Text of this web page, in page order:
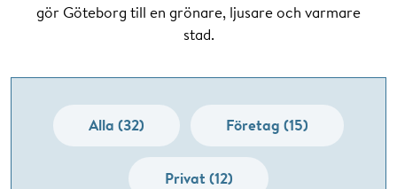
gör Göteborg till en grönare, ljusare och varmare
stad.
Alla (32) Företag (15)
Privat (12)